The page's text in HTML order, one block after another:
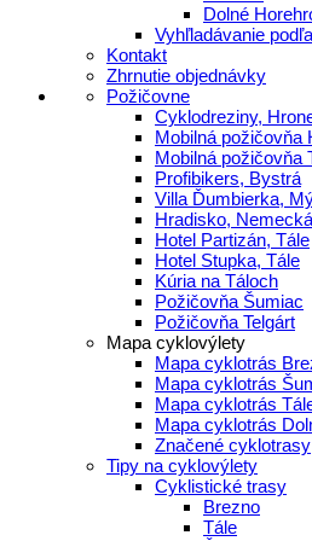
Dolné
Vyhľladávanie
Kontakt
Zhrnutie objednávky
Požičovne
Cyklodreziny,
Mobilná požičovňa
Mobilná požičovňa
Profibikers, Bystrá
Villa Ďumbierka,
Hradisko, Nemecká
Hotel Partizán, Tále
Hotel Stupka, Tále
Kúria na Táloch
Požičovňa Šumiac
Požičovňa Telgárt
Mapa cyklovýlety
Mapa cyklotrás
Mapa cyklotrás
Mapa cyklotrás
Mapa cyklotrás
Značené cyklotrasy
Tipy na cyklovýlety
Cyklistické trasy
Brezno
Tále